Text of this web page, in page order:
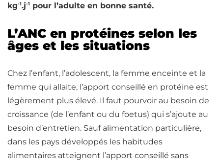
kg-1.j-1 pour l’adulte en bonne santé.
L’ANC en protéines selon les
âges et les situations
Chez l’enfant, l’adolescent, la femme enceinte et la
femme qui allaite, l’apport conseillé en protéine est
légèrement plus élevé. Il faut pourvoir au besoin de
croissance (de l’enfant ou du foetus) qui s’ajoute au
besoin d’entretien. Sauf alimentation particulière,
dans les pays développés les habitudes
alimentaires atteignent l’apport conseillé sans